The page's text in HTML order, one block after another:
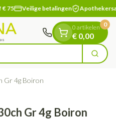
75 Veilige betalingen
Zoek
0 artikelen
€ 0,00
0
Gr 4g Boiron
Gr 4g Boiron